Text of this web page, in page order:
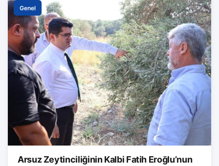
Genel
Arsuz Zeytinciliğinin Kalbi Fatih Eroğlu’nun